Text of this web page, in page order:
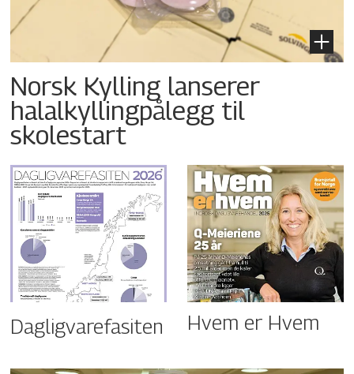
Norsk Kylling lanserer
halalkyllingpålegg til
skolestart
Dagligvarefasiten Hvem er Hvem